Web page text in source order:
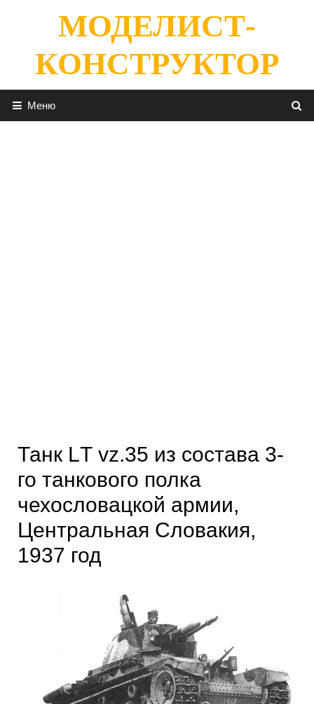
содержимомуМОДЕЛИСТ-
КОНСТРУКТОР
Меню
Танк LТ vz.35 из состава 3-
го танкового полка
чехословацкой армии,
Центральная Словакия,
1937 год